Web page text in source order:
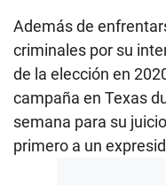
Además de
criminales por su
de la elección en
campaña en Texas
semana para su
primero a un